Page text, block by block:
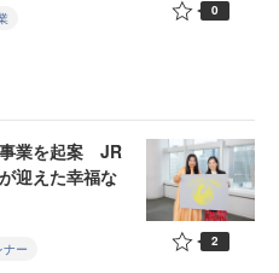
0
事業を起案 JR
迎えた幸福な
ナー 2